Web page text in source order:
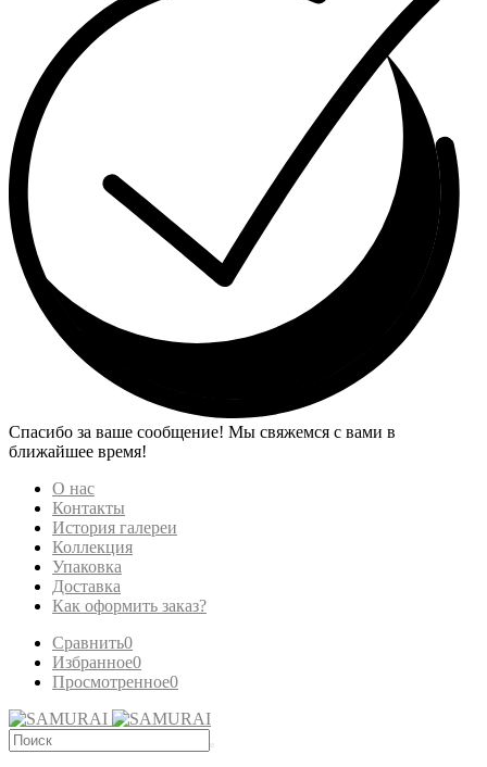
Спасибо за ваше сообщение! Мы свяжемся с вами в
ближайшее время!
О нас
Контакты
История галереи
Коллекция
Упаковка
Доставка
Как оформить заказ?
Сравнить0
Избранное0
Просмотренное0